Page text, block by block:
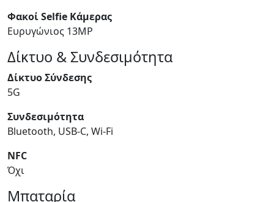
Φακοί Selfie Κάμερας
Ευρυγώνιος 13MP
Δίκτυο & Συνδεσιμότητα
Δίκτυο Σύνδεσης
5G
Συνδεσιμότητα
Bluetooth, USB-C, Wi-Fi
NFC
Όχι
Μπαταρία